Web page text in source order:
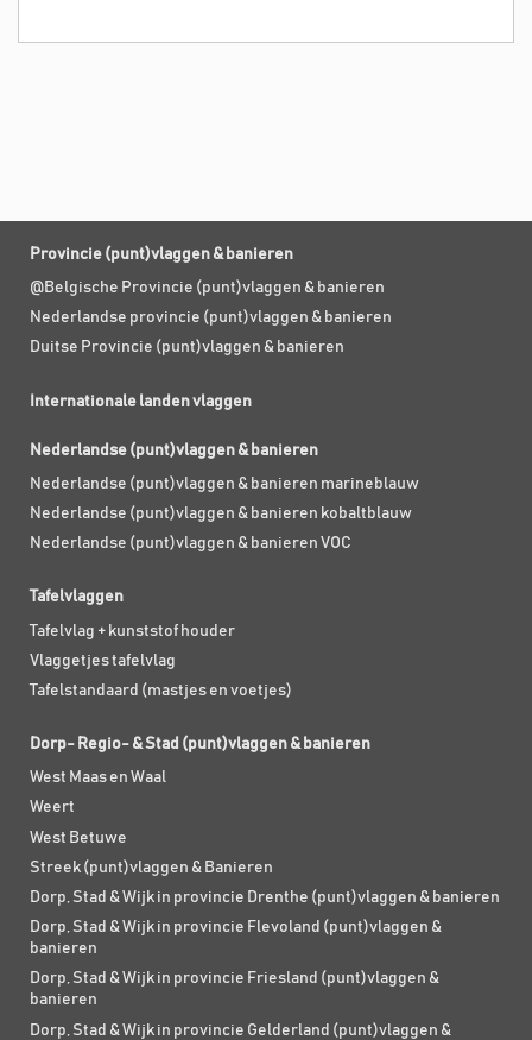
Provincie (punt)vlaggen & banieren
@Belgische Provincie (punt)vlaggen & banieren
Nederlandse provincie (punt)vlaggen & banieren
Duitse Provincie (punt)vlaggen & banieren
Internationale landen vlaggen
Nederlandse (punt)vlaggen & banieren
Nederlandse (punt)vlaggen & banieren marineblauw
Nederlandse (punt)vlaggen & banieren kobaltblauw
Nederlandse (punt)vlaggen & banieren VOC
Tafelvlaggen
Tafelvlag + kunststof houder
Vlaggetjes tafelvlag
Tafelstandaard (mastjes en voetjes)
Dorp- Regio- & Stad (punt)vlaggen & banieren
West Maas en Waal
Weert
West Betuwe
Streek (punt)vlaggen & Banieren
Dorp, Stad & Wijk in provincie Drenthe (punt)vlaggen & banieren
Dorp, Stad & Wijk in provincie Flevoland (punt)vlaggen &
banieren
Dorp, Stad & Wijk in provincie Friesland (punt)vlaggen &
banieren
Dorp, Stad & Wijk in provincie Gelderland (punt)vlaggen &